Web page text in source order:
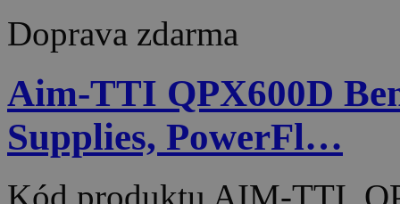
Doprava zdarma
Aim-TTI QPX600D
Supplies, PowerFl…